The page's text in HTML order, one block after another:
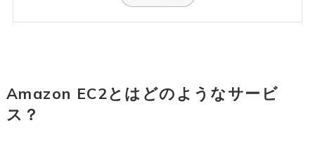
Amazon EC2とはどのようなサービ
ス？